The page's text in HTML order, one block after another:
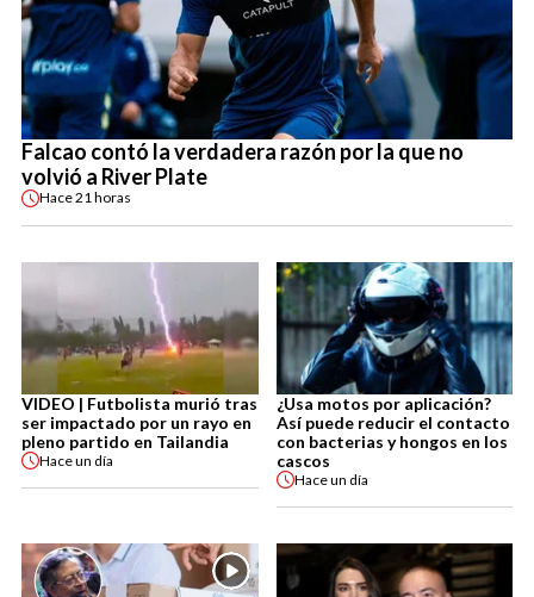
Falcao contó la verdadera razón por la que no
volvió a River Plate
Hace21 horas
VIDEO | Futbolista murió tras
ser impactado por un rayo en
pleno partido en Tailandia
Haceun día
¿Usa motos por aplicación?
Así puede reducir el contacto
con bacterias y hongos en los
cascos
Haceun día